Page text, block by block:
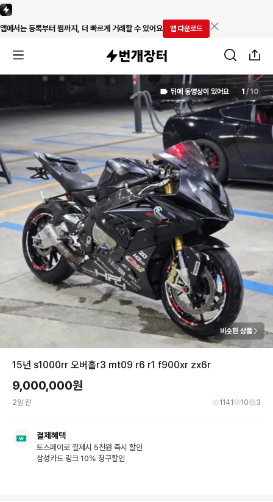
앱에서는 등록부터 찜까지, 더 빠르게 거래할 수 있어요 앱 다운로드
뒤에 동영상이 있어요 1 / 10
비슷한 상품
15년 s1000rr 오버홀r3 mt09 r6 r1 f900xr zx6r
9,000,000원
2일 전 1141 10 3
결제혜택
토스페이로 결제시 5천원 즉시 할인
삼성카드 링크 10% 청구할인